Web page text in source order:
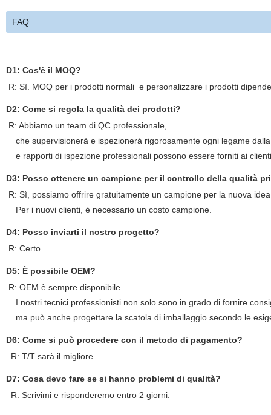
FAQ
D1: Cos'è il MOQ?
R: Sì. MOQ per i prodotti normali e personalizzare i prodotti
D2: Come si regola la qualità dei prodotti?
R: Abbiamo un team di QC professionale,
che supervisionerà e ispezionerà rigorosamente ogni legame
e rapporti di ispezione professionali possono essere forniti ai
D3: Posso ottenere un campione per il controllo della qualità
R: Sì, possiamo offrire gratuitamente un campione per la nuova
Per i nuovi clienti, è necessario un costo campione.
D4: Posso inviarti il nostro progetto?
R: Certo.
D5: È possibile OEM?
R: OEM è sempre disponibile.
I nostri tecnici professionisti non solo sono in grado di fornire
ma può anche progettare la scatola di imballaggio secondo le
D6: Come si può procedere con il metodo di pagamento?
R: T/T sarà il migliore.
D7: Cosa devo fare se si hanno problemi di qualità?
R: Scrivimi e risponderemo entro 2 giorni.